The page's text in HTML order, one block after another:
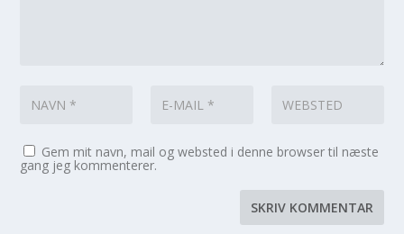
Gem mit navn, mail og websted i denne browser til næste
gang jeg kommenterer.